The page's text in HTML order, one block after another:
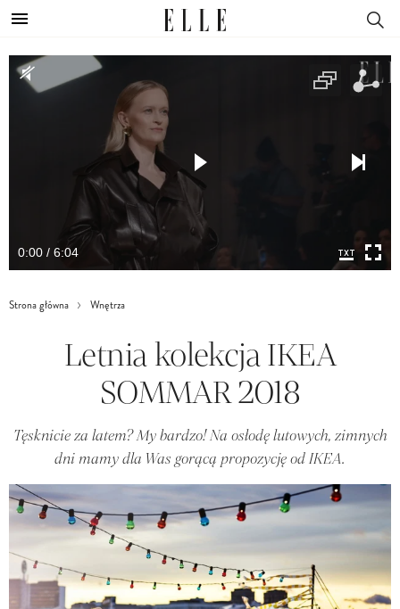
0:00 / 6:04
Strona główna Wnętrza
Letnia kolekcja IKEA
SOMMAR 2018
Tęsknicie za latem? My bardzo! Na osłodę lutowych, zimnych
dni mamy dla Was gorącą propozycję od IKEA.